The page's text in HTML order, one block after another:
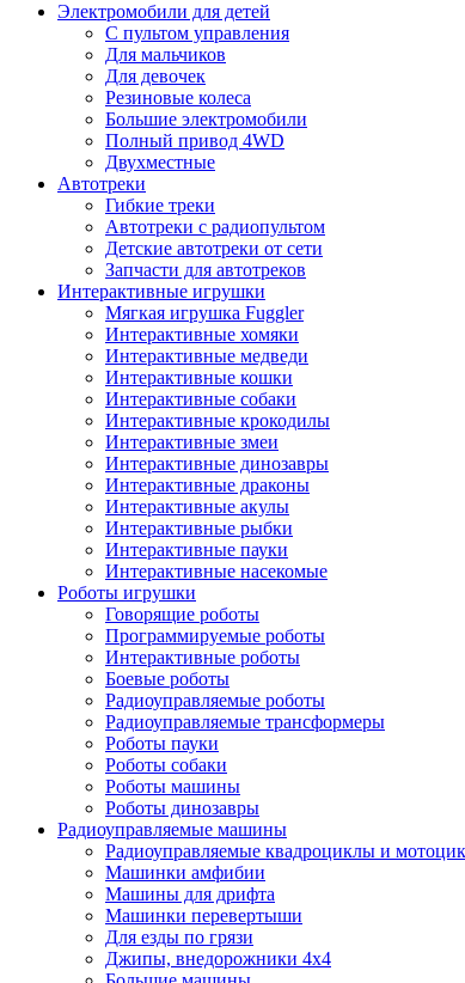
Электромобили для детей
С пультом управления
Для мальчиков
Для девочек
Резиновые колеса
Большие электромобили
Полный привод 4WD
Двухместные
Автотреки
Гибкие треки
Автотреки с радиопультом
Детские автотреки от сети
Запчасти для автотреков
Интерактивные игрушки
Мягкая игрушка Fuggler
Интерактивные хомяки
Интерактивные медведи
Интерактивные кошки
Интерактивные собаки
Интерактивные крокодилы
Интерактивные змеи
Интерактивные динозавры
Интерактивные драконы
Интерактивные акулы
Интерактивные рыбки
Интерактивные пауки
Интерактивные насекомые
Роботы игрушки
Говорящие роботы
Программируемые роботы
Интерактивные роботы
Боевые роботы
Радиоуправляемые роботы
Радиоуправляемые трансформеры
Роботы пауки
Роботы собаки
Роботы машины
Роботы динозавры
Радиоуправляемые машины
Радиоуправляемые квадроциклы и
Машинки амфибии
Машины для дрифта
Машинки перевертыши
Для езды по грязи
Джипы, внедорожники 4x4